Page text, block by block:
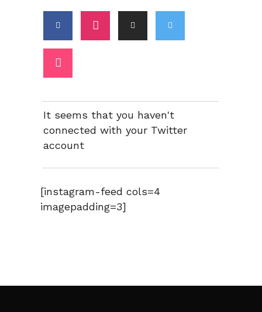
It seems that you haven't
connected with your Twitter
account
[instagram-feed cols=4
imagepadding=3]